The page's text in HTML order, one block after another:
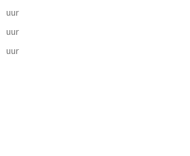
uur
uur
uur